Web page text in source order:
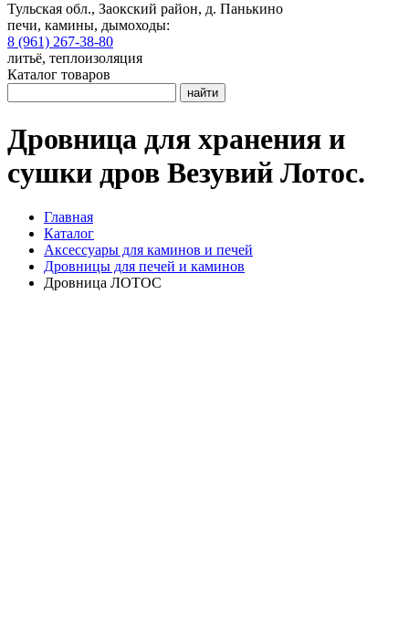
Тульская обл., Заокский район, д. Панькино
печи, камины, дымоходы:
8 (961) 267-38-80
литьё, теплоизоляция
Каталог товаров
найти
Дровница для хранения и
сушки дров Везувий Лотос.
Главная
Каталог
Аксессуары для каминов и печей
Дровницы для печей и каминов
Дровница ЛОТОС